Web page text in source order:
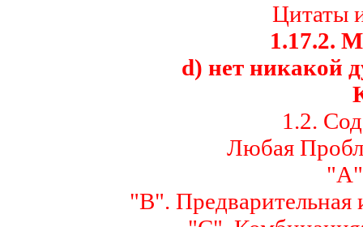
Цитаты
1.17.2.
d) нет никакой
1.2.
Любая
"В". Предварительная